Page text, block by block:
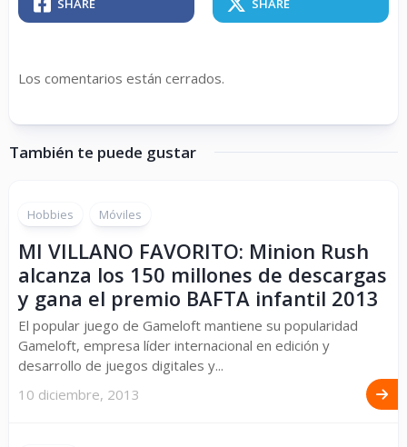
Los comentarios están cerrados.
También te puede gustar
Hobbies Móviles
MI VILLANO FAVORITO: Minion Rush
alcanza los 150 millones de descargas
y gana el premio BAFTA infantil 2013
El popular juego de Gameloft mantiene su popularidad
Gameloft, empresa líder internacional en edición y
desarrollo de juegos digitales y...
10 diciembre, 2013